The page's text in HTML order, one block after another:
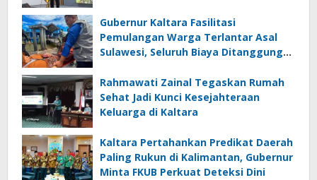
Gubernur Kaltara Fasilitasi
Pemulangan Warga Terlantar Asal
Sulawesi, Seluruh Biaya Ditanggung
Rahmawati Zainal Tegaskan Rumah
Sehat Jadi Kunci Kesejahteraan
Keluarga di Kaltara
Kaltara Pertahankan Predikat Daerah
Paling Rukun di Kalimantan, Gubernur
Minta FKUB Perkuat Deteksi Dini